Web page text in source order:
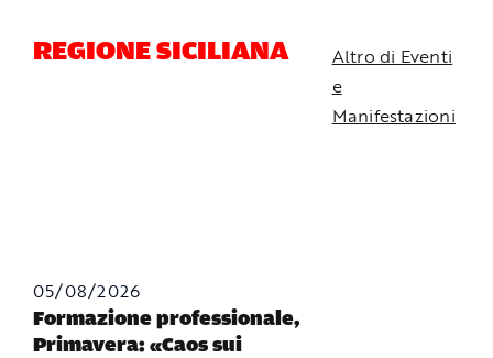
REGIONE SICILIANA
05/08/2026
Formazione professionale,
Primavera: «Caos sui
Altro di Eventi
e
Manifestazioni